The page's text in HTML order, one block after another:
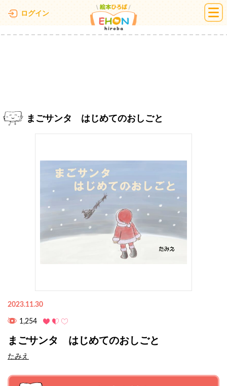
ログイン 絵本ひろば
まごサンタ はじめてのおしごと
2023.11.30
1,254
まごサンタ はじめてのおしごと
たみえ